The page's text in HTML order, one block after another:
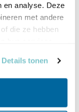
en analyse. Deze
met andere
die ze hebben
Details tonen
om ze toch
knaagdieren